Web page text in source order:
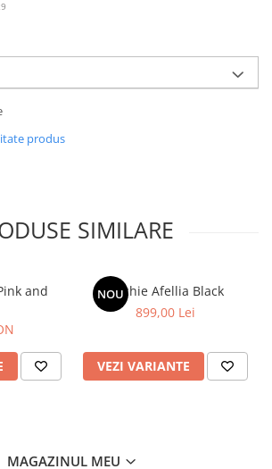
produs
SIMILARE
and
NOU
Rochie Afellia Black
899,00 Lei
VEZI VARIANTE
MAGAZINUL MEU